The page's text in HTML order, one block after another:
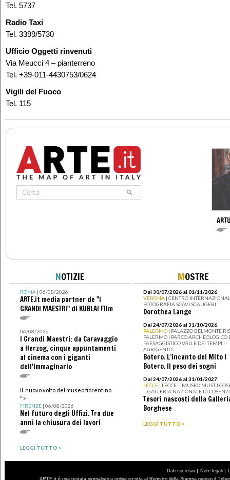
Tel. 5737
Radio Taxi
Tel. 3399/5730
Ufficio Oggetti rinvenuti
Via Meucci 4 – pianterreno
Tel. +39-011-4430753/0624
Vigili del Fuoco
Tel. 115
NOTIZIE
ROMA| 06/08/2026
ARTE.it media partner de "I
GRANDI MAESTRI" di KUBLAI Film
06/08/2026
I Grandi Maestri: da Caravaggio
a Herzog, cinque appuntamenti
al cinema con i giganti
dell'immaginario
Il nuovo volto del museo fiorentino
">
FIRENZE| 06/08/2026
Nel futuro degli Uffizi. Tra due
anni la chiusura dei lavori
LEGGI TUTTO >
MOSTRE
Dal 30/07/2026 al 01/11/2026
VERONA | CENTRO
FOTOGRAFIA SCAVI SCALIGERI
Dorothea Lange
Dal 24/07/2026 al 31/10/2026
PALERMO | PALAZZO BELMONTE
PALERMO I PARCO ARCHEOLOGICO
PAESAGGISTICO VALLE DEI TEMPLI -
AGRIGENTO
Botero. L’incanto del Mito I
Botero. Il peso dei sogni
Dal 24/07/2026 al 31/01/2027
LECCE | LECCE – MUSEO MUST I
– GALLERIA NAZIONALE DI
Tesori nascosti della
Borghese
LEGGI TUTTO >
Dati societari Note legali